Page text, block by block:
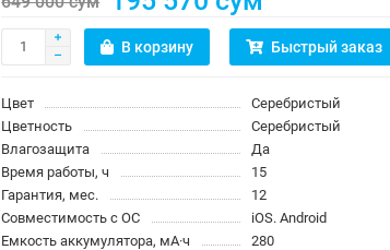
В корзину Быстрый заказ
Цвет
Серебристый
Цветность
Серебристый
Влагозащита
Да
Время работы, ч
15
Гарантия, мес.
12
Совместимость с ОС
iOS. Android
Емкость аккумулятора, мА·ч
280